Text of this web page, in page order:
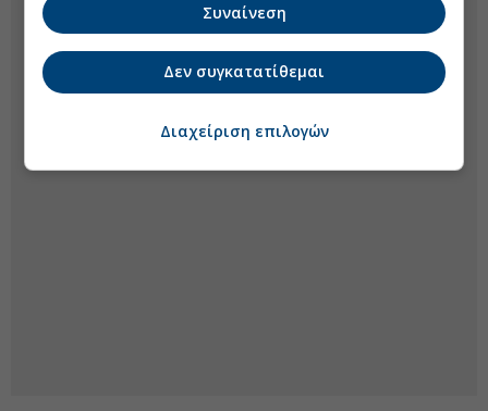
Συναίνεση
Δεν συγκατατίθεμαι
Διαχείριση επιλογών